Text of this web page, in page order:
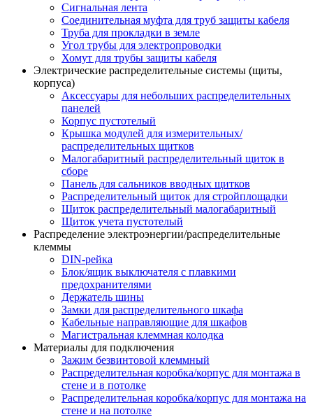
Сигнальная лента
Соединительная муфта для труб защиты кабеля
Труба для прокладки в земле
Угол трубы для электропроводки
Хомут для трубы защиты кабеля
Электрические распределительные системы (щиты,
корпуса)
Аксессуары для небольших распределительных
панелей
Корпус пустотелый
Крышка модулей для измерительных/
распределительных щитков
Малогабаритный распределительный щиток в
сборе
Панель для сальников вводных щитков
Распределительный щиток для стройплощадки
Щиток распределительный малогабаритный
Щиток учета пустотелый
Распределение электроэнергии/распределительные
клеммы
DIN-рейка
Блок/ящик выключателя с плавкими
предохранителями
Держатель шины
Замки для распределительного шкафа
Кабельные направляющие для шкафов
Магистральная клеммная колодка
Материалы для подключения
Зажим безвинтовой клеммный
Распределительная коробка/корпус для монтажа в
стене и в потолке
Распределительная коробка/корпус для монтажа на
стене и на потолке